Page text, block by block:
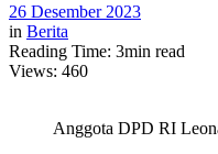
26 Desember 2023
in Berita
Reading Time: 3min read
Views: 460
Anggota DPD RI